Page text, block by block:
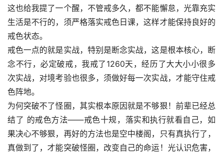
这也给我提了一个醒，不管戒多久，都不能懈怠，光靠充实
生活是不行的，须严格落实戒色日课，这样才能保持良好的
戒色状态。
戒色一点的就是实战，特别是断念实战，这是根本核心，断
念不行，必定破戒，我戒了1260天，经历了大大小小很多
次实战，对境考验也很多，须做好每一次实战，才能守住戒
色阵地。
为何突破不了怪圈，其实根本原因就是不够狠！前辈已经总
结了 的戒色方法——戒色十规，落实和执行就看自己，如
果决心不够狠，再好的方法也是空中楼阁，只有真执行了，
真做到了，才能突破怪圈，改变自己的命运！光认识危害，